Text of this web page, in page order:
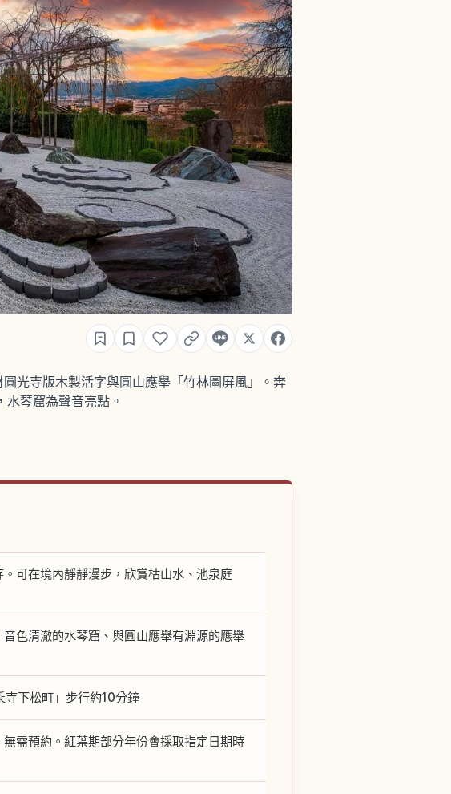
光寺版木製活字與圓山應舉「竹林圖屏風」。奔
琴窟為聲音亮點。
可在境內靜靜漫步，欣賞枯山水、池泉庭
色清澈的水琴窟、與圓山應舉有淵源的應舉
寺下松町」步行約10分鐘
需預約。紅葉期部分年份會採取指定日期時